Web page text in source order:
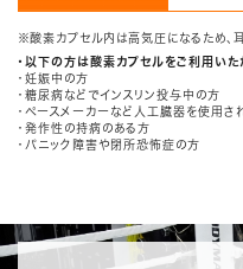
※酸素カプセル内は高気圧になるため、
・以下の方は酸素カプセルをご利用いた
・妊娠中の方
・糖尿病などでインスリン投与中の方
・ペースメーカーなど人工臓器を使用さ
・発作性の持病のある方
・パニック障害や閉所恐怖症の方